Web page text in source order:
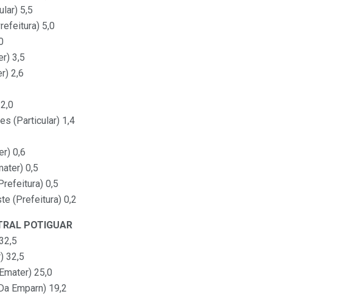
5,5
5,0
3,5
2,6
(Particular) 1,4
0,6
0,5
0,5
(Prefeitura) 0,2
POTIGUAR
32,5
25,0
Emparn) 19,2